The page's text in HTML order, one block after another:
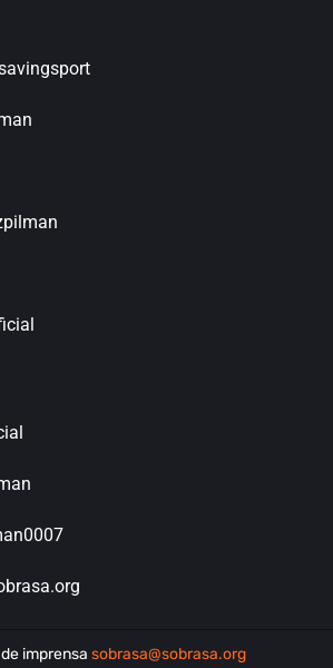
imprensa sobrasa@sobrasa.org